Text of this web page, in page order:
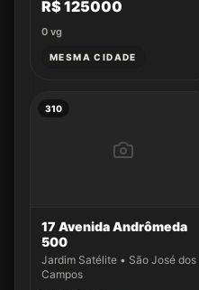
R$ 125000
0 vg
MESMA CIDADE
310
17 Avenida Andrômeda
500
Jardim Satélite • São José dos
Campos